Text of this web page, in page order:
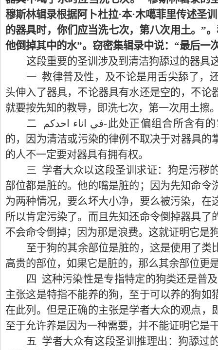
穆斯林辑录根据阿卜杜拉·本·木噶菲里传述圣
的器具时，你们应当洗七次，第八次用土。”
他倒掉其中的水”。窃密集辑录中说：“最后一
这段重要的圣训涉及到清洁狗舔过的器具
一 教律普及性，及不论是用舌尖舔了，
头伸入了器具，不论器具有水还是空的，不论
就要按先知的教导，即洗七次，第一次用土擦
二 في اناء احدكم-此处正偏组合所含有
的，因为清洁或污染的律例不取决于对器具的
的人不一定要对器具有拥有权。
三 学者大众以这段圣训求证：狗是污秽
部位都是脏的。他的嘴是脏的；因为先知命令
为两种情况，要么坏大小净，要么被污染，在
所以肯定污染了。而且先知还命令倒掉器具了
不会命令倒掉；因为那是浪费。这就证明它是
至于狗的其余部位是脏的，这是使用了类
高贵的部位，如果它是脏的，那么其余部位更
四 这种污染性是专指特定的狗类还是普
主张这是特指不能养的狗，至于可以养的狗如
在此列。但是正确的主张是学者大众的观点，
至于允许养是因为一种需要，并不能证明它是
五 学者大众有这段圣训推理出：狗舔过